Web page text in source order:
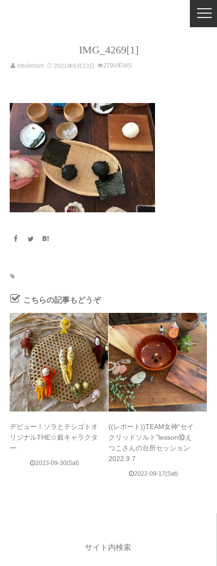
IMG_4269[1]
etsukosun 2021年6月23日 279VIEWS
こちらの記事もどうぞ
デビュー！ソラとテシゴトオ
リジナルTHE☆穀キャラクタ
ー
2023-09-30(Sat)
((レポート))TEAM女神“セイ
クリッドソルト”lesson⑩え
つこさんの台所セッション
2022.9.7
2022-09-17(Sat)
サイト内検索